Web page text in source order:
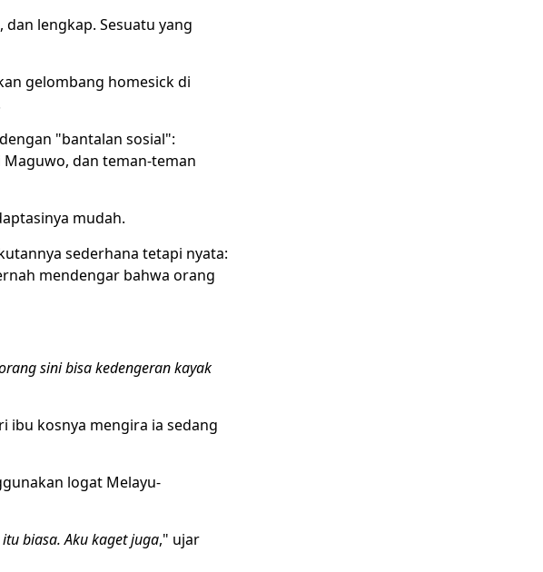
lengkap. Sesuatu yang
gelombang homesick di
"bantalan sosial":
dan teman-teman
mudah.
sederhana tetapi nyata:
mendengar bahwa orang
sini bisa kedengeran kayak
ibu kosnya mengira ia sedang
logat Melayu-
biasa. Aku kaget juga," ujar